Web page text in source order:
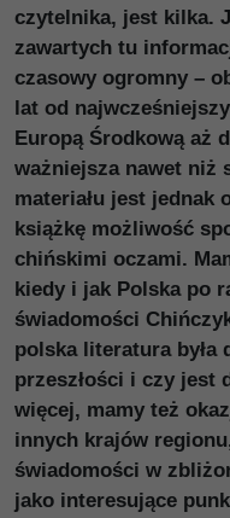
czytelnika, jest kilka.
zawartych tu
czasowy ogromny –
lat od
Europą Środkową aż
ważniejsza nawet niż
materiału jest jednak
książkę możliwość
chińskimi oczami.
kiedy i jak Polska po
świadomości
polska literatura była
przeszłości i czy jest
więcej, mamy też
innych krajów
świadomości w
jako interesujące